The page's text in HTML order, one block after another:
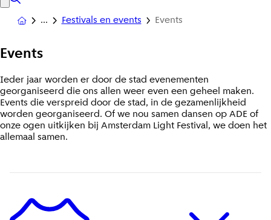
Festivals en events Events
Events
Ieder jaar worden er door de stad evenementen
georganiseerd die ons allen weer even een geheel maken.
Events die verspreid door de stad, in de gezamenlijkheid
worden georganiseerd. Of we nou samen dansen op ADE of
onze ogen uitkijken bij Amsterdam Light Festival, we doen het
allemaal samen.